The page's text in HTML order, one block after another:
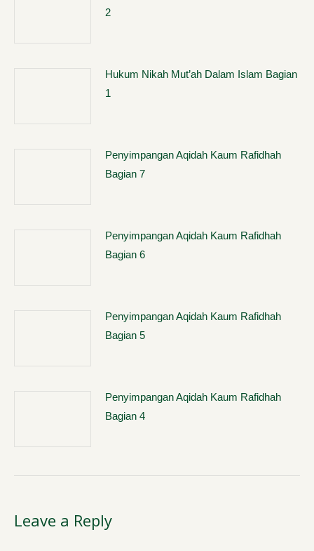
2
Hukum Nikah Mut’ah Dalam Islam Bagian
1
Penyimpangan Aqidah Kaum Rafidhah
Bagian 7
Penyimpangan Aqidah Kaum Rafidhah
Bagian 6
Penyimpangan Aqidah Kaum Rafidhah
Bagian 5
Penyimpangan Aqidah Kaum Rafidhah
Bagian 4
Leave a Reply